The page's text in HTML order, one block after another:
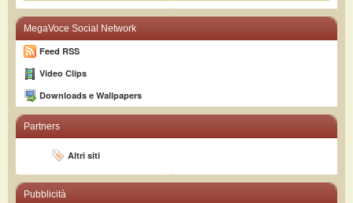
MegaVoce Social Network
Feed RSS
Video Clips
Downloads e Wallpapers
Partners
Altri siti
Pubblicità